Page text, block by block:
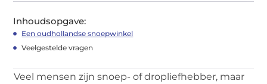
Inhoudsopgave:
Een oudhollandse snoepwinkel
Veelgestelde vragen
Veel mensen zijn snoep- of dropliefhebber, maar